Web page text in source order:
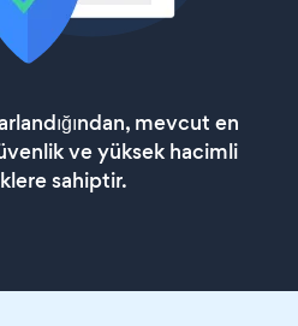
mevcut en
ve yüksek hacimli
sahiptir.